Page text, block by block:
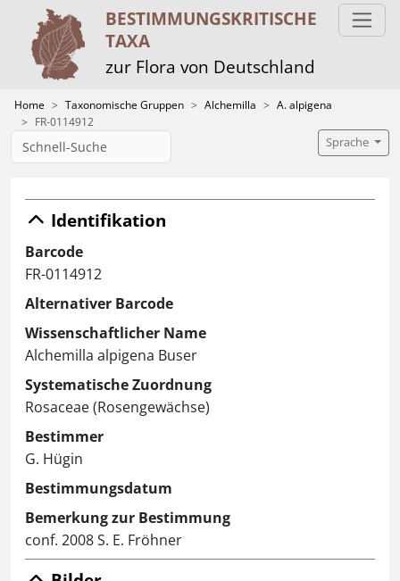
BESTIMMUNGS­KRITISCHE
TAXA
zur Flora von Deutschland
Home Taxonomische Gruppen Alchemilla
A. alpigena
FR-0114912
Sprache
Identifikation
Barcode
FR-0114912
Alternativer Barcode
Wissenschaftlicher Name
Alchemilla alpigena Buser
Systematische Zuordnung
Rosaceae (Rosengewächse)
Bestimmer
G. Hügin
Bestimmungsdatum
Bemerkung zur Bestimmung
conf. 2008 S. E. Fröhner